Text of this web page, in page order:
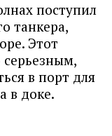
поступил
танкера,
Этот
серьезным,
в порт для
в доке.